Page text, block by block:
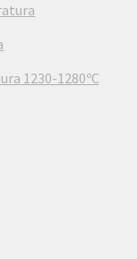
1230-1280ºC